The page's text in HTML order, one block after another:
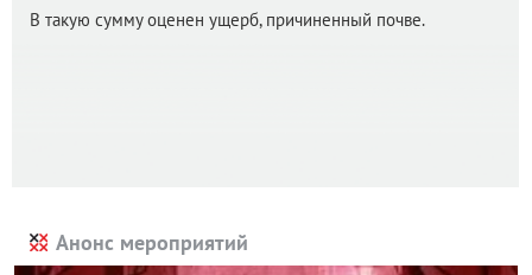
В такую сумму оценен ущерб, причиненный почве.
Анонс мероприятий